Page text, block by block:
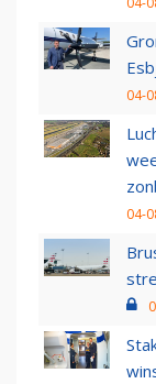
04-
04-